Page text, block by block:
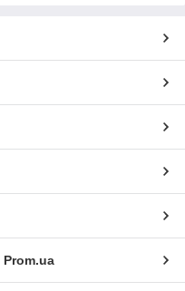
Prom.ua